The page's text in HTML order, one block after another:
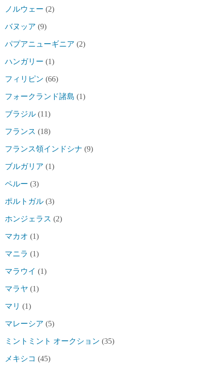
ノルウェー (2)
バヌッア (9)
パプアニューギニア (2)
ハンガリー (1)
フィリピン (66)
フォークランド諸島 (1)
ブラジル (11)
フランス (18)
フランス領インドシナ (9)
ブルガリア (1)
ペルー (3)
ポルトガル (3)
ホンジェラス (2)
マカオ (1)
マニラ (1)
マラウイ (1)
マラヤ (1)
マリ (1)
マレーシア (5)
ミントミント オークション (35)
メキシコ (45)